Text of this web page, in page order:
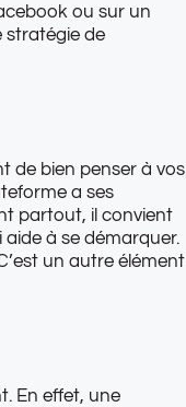
ou sur un
stratégie de
de bien penser à vos
a ses
partout, il convient
à se démarquer.
un autre élément
En effet, une